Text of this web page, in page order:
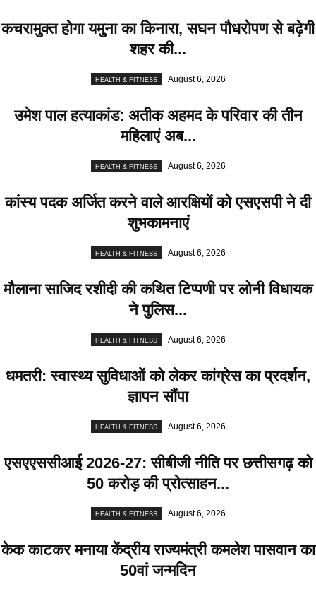
कचरामुक्त होगा यमुना का किनारा, सघन पौधरोपण से बढ़ेगी
शहर की...
HEALTH & FITNESS August 6, 2026
उमेश पाल हत्याकांड: अतीक अहमद के परिवार की तीन
महिलाएं अब...
HEALTH & FITNESS August 6, 2026
कांस्य पदक अर्जित करने वाले आरक्षियों को एसएसपी ने दी
शुभकामनाएं
HEALTH & FITNESS August 6, 2026
मौलाना साजिद रशीदी की कथित टिप्पणी पर लोनी विधायक
ने पुलिस...
HEALTH & FITNESS August 6, 2026
धमतरी: स्वास्थ्य सुविधाओं को लेकर कांग्रेस का प्रदर्शन,
ज्ञापन सौंपा
HEALTH & FITNESS August 6, 2026
एसएएससीआई 2026-27: सीबीजी नीति पर छत्तीसगढ़ को
50 करोड़ की प्रोत्साहन...
HEALTH & FITNESS August 6, 2026
केक काटकर मनाया केंद्रीय राज्यमंत्री कमलेश पासवान का
50वां जन्मदिन